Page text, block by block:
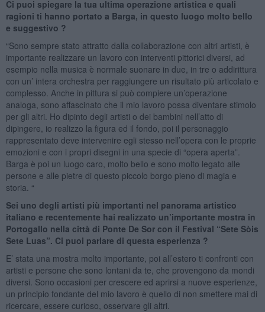
Ci puoi spiegare la tua ultima operazione artistica e quali
ragioni ti hanno portato a Barga, in questo luogo molto bello
e suggestivo ?
“Sono sempre stato attratto dalla collaborazione con altri artisti, è
importante realizzare un lavoro con interventi pittorici diversi, ad
esempio nella musica è normale suonare in due, in tre o addirittura
con un’ intera orchestra per raggiungere un risultato più articolato e
complesso. Anche in pittura si può compiere un’operazione
analoga, sono affascinato che il mio lavoro possa diventare stimolo
per gli altri. Ho dipinto degli artisti o dei bambini nell’atto di
dipingere, io realizzo la figura ed il fondo, poi il personaggio
rappresentato deve intervenire egli stesso nell’opera con le proprie
emozioni e con i propri disegni in una specie di “opera aperta”.
Barga è poi un luogo caro, molto bello e sono molto legato alle
persone e alle pietre di questo piccolo borgo pieno di magia e
storia. “
Sei uno degli artisti più importanti nel panorama artistico
italiano e recentemente hai realizzato un’importante mostra in
Portogallo nella città di Ponte De Sor con il Festival “Sete Sòis
Sete Luas”. Ci puoi parlare di questa esperienza ?
E’ stata una mostra molto importante, poi all’estero ti confronti con
artisti e persone che sono lontani da te, che provengono da mondi
diversi. Sono occasioni per crescere ed aprirsi a nuove esperienze,
un principio fondante del mio lavoro è quello di non smettere mai di
ricercare, essere curioso, osservare gli altri.